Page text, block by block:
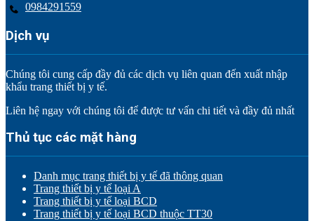
0984291559
Dịch vụ
Chúng tôi cung cấp đầy đủ các dịch vụ liên quan đến xuất nhập
khẩu trang thiết bị y tế.
Liên hệ ngay với chúng tôi để được tư vấn chi tiết và đầy đủ nhất
Thủ tục các mặt hàng
Danh mục trang thiết bị y tế đã thông quan
Trang thiết bị y tế loại A
Trang thiết bị y tế loại BCD
Trang thiết bị y tế loại BCD thuộc TT30